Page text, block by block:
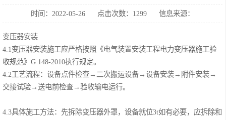
时间：2022-05-26 点击次数：1299 信息来源：
变压器安装
4.1变压器安装施工应严格按照《电气装置安装工程电力变压器施工验
收规范》G 148-2010执行规定。
4.2工艺流程：设备点件检查→二次搬运设备→设备安装→附件安装→
交接试验→送电前检查→验收输电运行。
4.3具体施工方法：先拆除变压器外罩，设备就位3t如有必要，应拆除和
易事特UPS电源
艾默生UPS电源
科士达UPS不间
断电源
华为UPS电源
施耐德UPS电源